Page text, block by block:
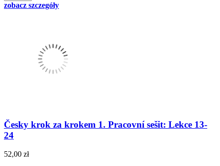
zobacz szczegóły
Česky krok za krokem 1. Pracovní sešit: Lekce 13-
24
52,00 zł